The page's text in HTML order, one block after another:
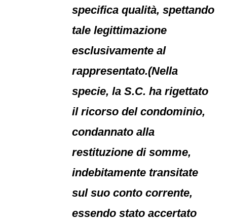
specifica qualità, spettando
tale legittimazione
esclusivamente al
rappresentato.(Nella
specie, la S.C. ha rigettato
il ricorso del condominio,
condannato alla
restituzione di somme,
indebitamente transitate
sul suo conto corrente,
essendo stato accertato